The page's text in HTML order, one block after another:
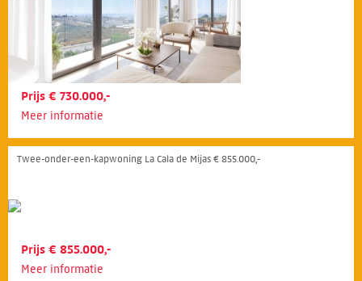
Prijs € 730.000,-
Meer informatie
Twee-onder-een-kapwoning La Cala de Mijas € 855.000,-
Prijs € 855.000,-
Meer informatie